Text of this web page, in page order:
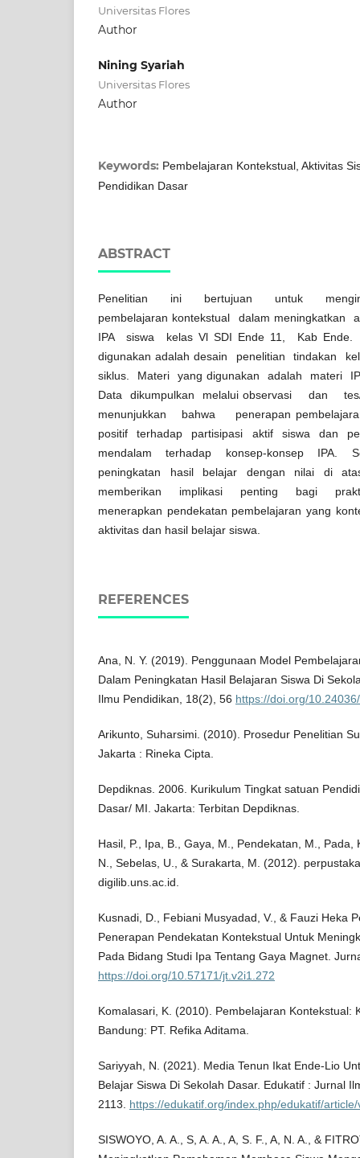
Universitas Flores
Author
Nining Syariah
Universitas Flores
Author
Keywords: Pembelajaran Kontekstual, Aktivitas
Pendidikan Dasar
ABSTRACT
Penelitian ini bertujuan untuk
pembelajaran kontekstual dalam
IPA siswa kelas Vl SDI Ende 11, Kab
digunakan adalah desain penelitian tindakan
siklus. Materi yang digunakan adalah materi
Data dikumpulkan melalui observasi dan
menunjukkan bahwa penerapan
positif terhadap partisipasi aktif siswa dan
mendalam terhadap konsep-konsep IPA.
peningkatan hasil belajar dengan nilai di
memberikan implikasi penting bagi
menerapkan pendekatan pembelajaran yang
aktivitas dan hasil belajar siswa.
REFERENCES
Ana, N. Y. (2019). Penggunaan Model
Dalam Peningkatan Hasil Belajaran Siswa Di
Ilmu Pendidikan, 18(2), 56 https://doi.org/
Arikunto, Suharsimi. (2010). Prosedur Penelitian
Jakarta : Rineka Cipta.
Depdiknas. 2006. Kurikulum Tingkat satuan
Dasar/ MI. Jakarta: Terbitan Depdiknas.
Hasil, P., Ipa, B., Gaya, M., Pendekatan, M., Pada,
N., Sebelas, U., & Surakarta, M. (2012).
digilib.uns.ac.id.
Kusnadi, D., Febiani Musyadad, V., & Fauzi Heka
Penerapan Pendekatan Kontekstual Untuk
Pada Bidang Studi Ipa Tentang Gaya Magnet.
https://doi.org/10.57171/jt.v2i1.272
Komalasari, K. (2010). Pembelajaran Kontekstual:
Bandung: PT. Refika Aditama.
Sariyyah, N. (2021). Media Tenun Ikat Ende-Lio
Belajar Siswa Di Sekolah Dasar. Edukatif : Jurnal
2113. https://edukatif.org/index.php/edukatif/
SISWOYO, A. A., S, A. A., A, S. F., A, N. A., &